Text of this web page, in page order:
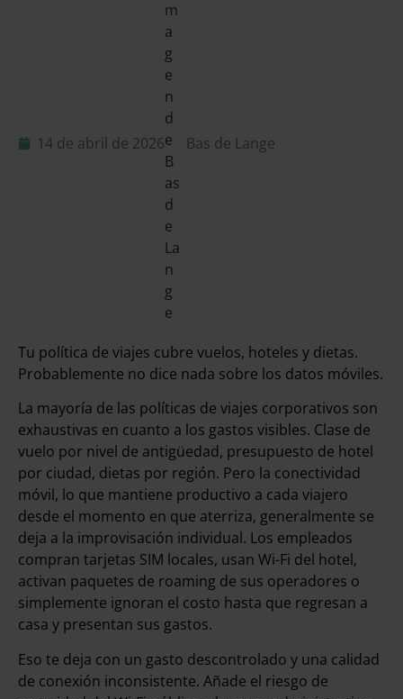
14 de abril de 2026 Bas de Lange
Tu política de viajes cubre vuelos, hoteles y dietas.
Probablemente no dice nada sobre los datos móviles.
La mayoría de las políticas de viajes corporativos son
exhaustivas en cuanto a los gastos visibles. Clase de
vuelo por nivel de antigüedad, presupuesto de hotel
por ciudad, dietas por región. Pero la conectividad
móvil, lo que mantiene productivo a cada viajero
desde el momento en que aterriza, generalmente se
deja a la improvisación individual. Los empleados
compran tarjetas SIM locales, usan Wi-Fi del hotel,
activan paquetes de roaming de sus operadores o
simplemente ignoran el costo hasta que regresan a
casa y presentan sus gastos.
Eso te deja con un gasto descontrolado y una calidad
de conexión inconsistente. Añade el riesgo de